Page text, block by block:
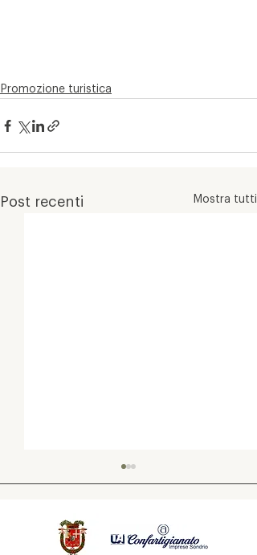
Promozione turistica
Post recenti Mostra tutti